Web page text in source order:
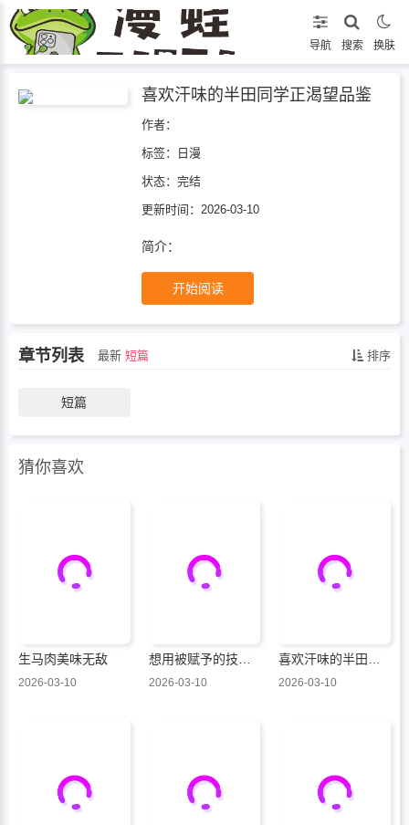
导航 搜索 换肤
喜欢汗味的半田同学正渴望品鉴
作者：
标签： 日漫
状态： 完结
更新时间：2026-03-10
简介：
开始阅读
章节列表 最新 短篇 排序
短篇
猜你喜欢
生马肉美味无敌
2026-03-10
想用被赋予的技能挣钱和异国美女们一起嬉戏
2026-03-10
喜欢汗味的半田同学正渴望品鉴
2026-03-10